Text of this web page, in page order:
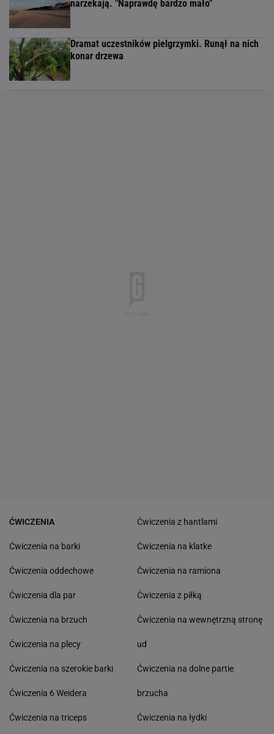
narzekają. "Naprawdę bardzo mało"
Dramat uczestników pielgrzymki. Runął na nich
konar drzewa
ĆWICZENIA
Ćwiczenia na barki
Ćwiczenia oddechowe
Ćwiczenia dla par
Ćwiczenia na brzuch
Ćwiczenia na plecy
Ćwiczenia na szerokie barki
Ćwiczenia 6 Weidera
Ćwiczenia na triceps
Ćwiczenia z hantlami
Ćwiczenia na klatke
Ćwiczenia na ramiona
Ćwiczenia z piłką
Ćwiczenia na wewnętrzną stronę
ud
Ćwiczenia na dolne partie
brzucha
Ćwiczenia na łydki